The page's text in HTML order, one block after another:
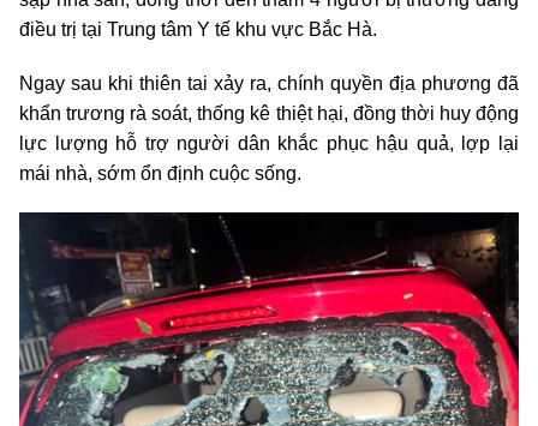
điều trị tại Trung tâm Y tế khu vực Bắc Hà.
Ngay sau khi thiên tai xảy ra, chính quyền địa phương đã
khẩn trương rà soát, thống kê thiệt hại, đồng thời huy động
lực lượng hỗ trợ người dân khắc phục hậu quả, lợp lại
mái nhà, sớm ổn định cuộc sống.